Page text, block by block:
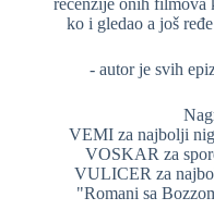
recenzije onih filmova
ko i gledao a još
- autor je svih
VEMI za najbolji
VOSKAR za
VULICER za
"Romani sa